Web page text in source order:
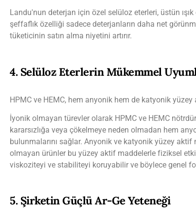
Landu'nun deterjan için özel selüloz eterleri, üstün
şeffaflık özelliği sadece deterjanların daha net
tüketicinin satın alma niyetini artırır.
4. Selüloz Eterlerin Mükemmel
HPMC ve HEMC, hem anyonik hem de katyonik
İyonik olmayan türevler olarak HPMC ve HEMC
kararsızlığa veya çökelmeye neden olmadan hem
bulunmalarını sağlar. Anyonik ve katyonik yüzey
olmayan ürünler bu yüzey aktif maddelerle fiziksel
viskoziteyi ve stabiliteyi koruyabilir ve böylece genel
5. Şirketin Güçlü Ar-Ge Yeteneği